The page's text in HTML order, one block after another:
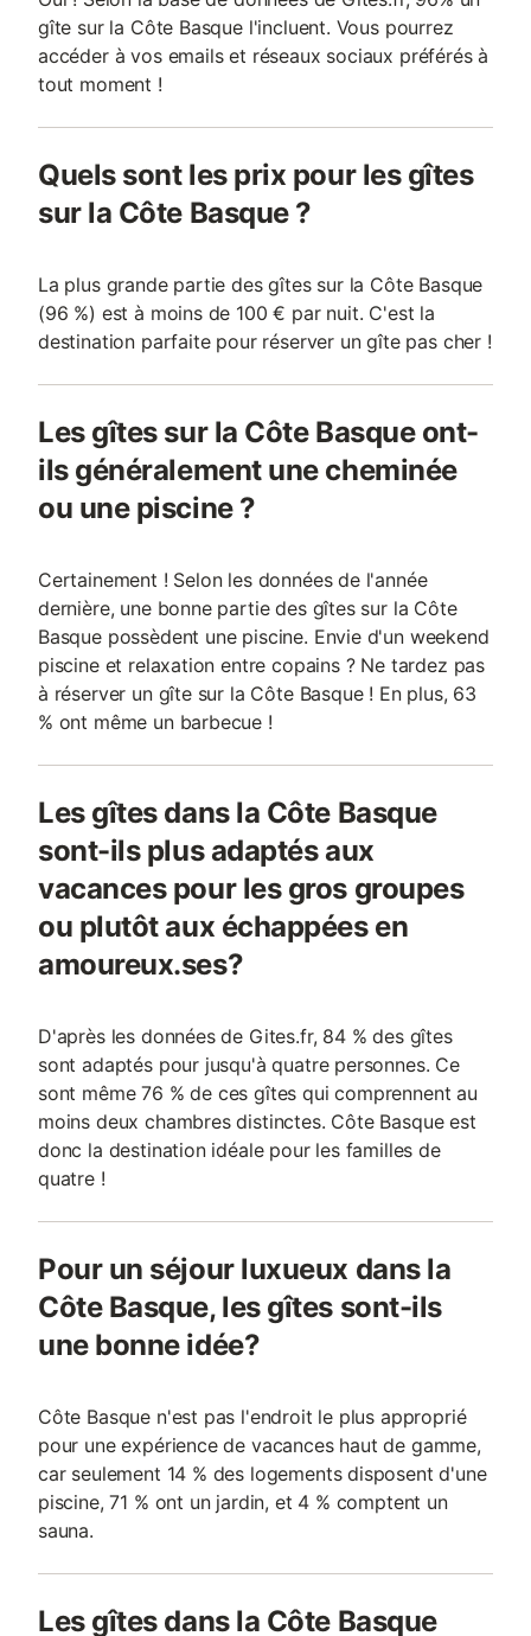
gîte sur la Côte Basque l'incluent. Vous pourrez
accéder à vos emails et réseaux sociaux préférés à
tout moment !
Quels sont les prix pour les gîtes
sur la Côte Basque ?
La plus grande partie des gîtes sur la Côte Basque
(96 %) est à moins de 100 € par nuit. C'est la
destination parfaite pour réserver un gîte pas cher !
Les gîtes sur la Côte Basque ont-
ils généralement une cheminée
ou une piscine ?
Certainement ! Selon les données de l'année
dernière, une bonne partie des gîtes sur la Côte
Basque possèdent une piscine. Envie d'un weekend
piscine et relaxation entre copains ? Ne tardez pas
à réserver un gîte sur la Côte Basque ! En plus, 63
% ont même un barbecue !
Les gîtes dans la Côte Basque
sont-ils plus adaptés aux
vacances pour les gros groupes
ou plutôt aux échappées en
amoureux.ses?
D'après les données de Gites.fr, 84 % des gîtes
sont adaptés pour jusqu'à quatre personnes. Ce
sont même 76 % de ces gîtes qui comprennent au
moins deux chambres distinctes. Côte Basque est
donc la destination idéale pour les familles de
quatre !
Pour un séjour luxueux dans la
Côte Basque, les gîtes sont-ils
une bonne idée?
Côte Basque n'est pas l'endroit le plus approprié
pour une expérience de vacances haut de gamme,
car seulement 14 % des logements disposent d'une
piscine, 71 % ont un jardin, et 4 % comptent un
sauna.
Les gîtes dans la Côte Basque